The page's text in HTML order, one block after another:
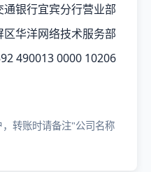
通银行宜宾分行营业部
区华洋网络技术服务部
490013 0000 10206
转账时请备注"公司名称